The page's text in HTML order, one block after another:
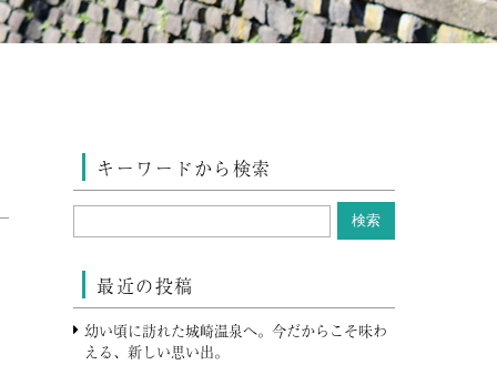
キーワードから検索
最近の投稿
幼い頃に訪れた城崎温泉へ。今だからこそ味わ
える、新しい思い出。